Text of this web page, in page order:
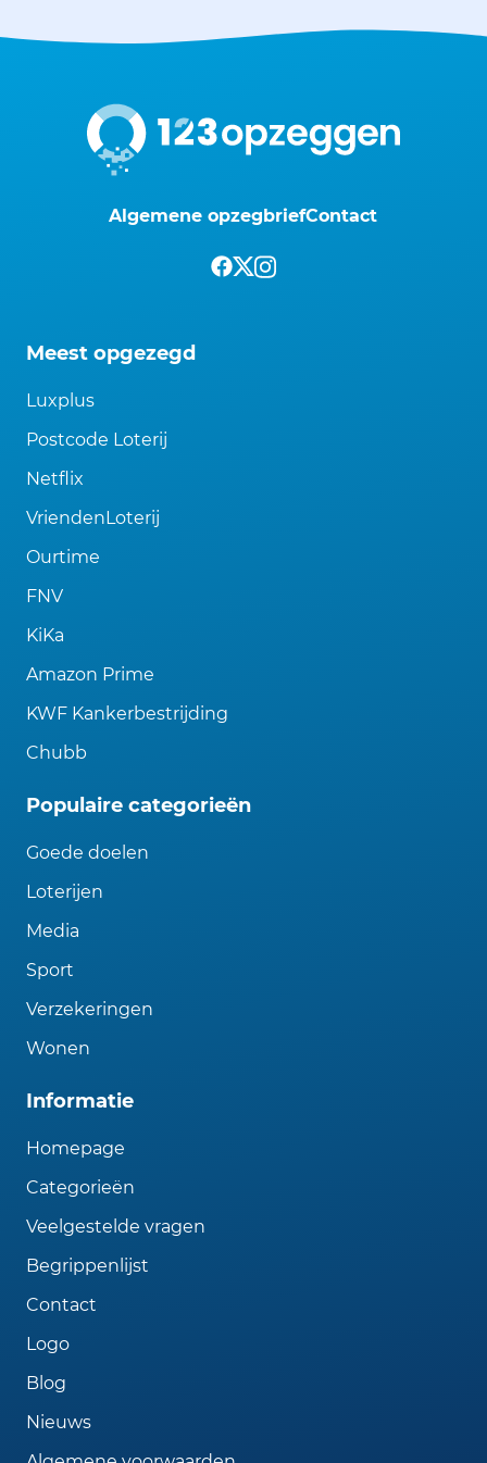
Algemene opzegbriefContact
Meest opgezegd
Luxplus
Postcode Loterij
Netflix
VriendenLoterij
Ourtime
FNV
KiKa
Amazon Prime
KWF Kankerbestrijding
Chubb
Populaire categorieën
Goede doelen
Loterijen
Media
Sport
Verzekeringen
Wonen
Informatie
Homepage
Categorieën
Veelgestelde vragen
Begrippenlijst
Contact
Logo
Blog
Nieuws